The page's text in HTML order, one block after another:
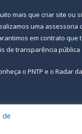
mais que criar site ou
uma assessoria
em contrato que
de transparência pública
o PNTP e o Radar
de